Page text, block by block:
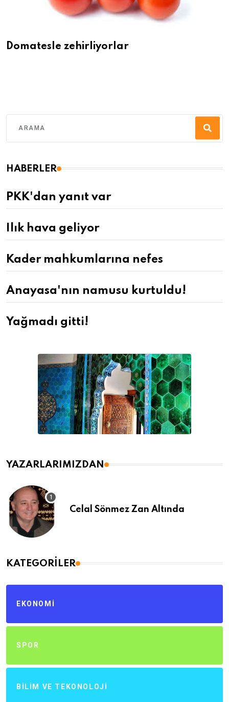
Domatesle zehirliyorlar
HABERLER
PKK'dan yanıt var
Ilık hava geliyor
Kader mahkumlarına nefes
Anayasa'nın namusu kurtuldu!
Yağmadı gitti!
YAZARLARIMIZDAN
Celal Sönmez Zan Altında
KATEGORILER
EKONOMI
SPOR
BILIM VE TEKONOLOJI